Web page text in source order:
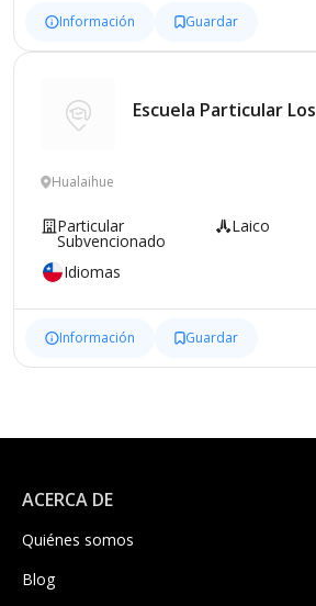
Información Guardar
Escuela Particular Los
Hualaihue
Particular
Subvencionado
Laico
Idiomas
Información Guardar
ACERCA DE
Quiénes somos
Blog